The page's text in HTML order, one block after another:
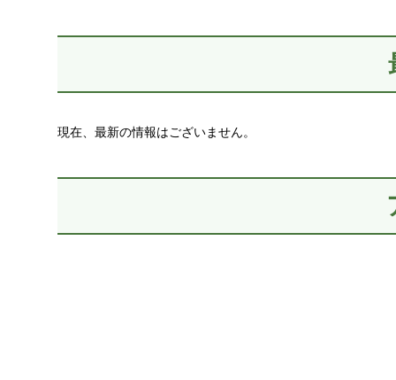
現在、最新の情報はございません。